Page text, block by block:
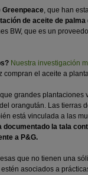
Greenpeace, que han
de aceite de palma
BW, que es un
Nuestra investigación
compran el aceite a
grandes
orangután. Las tierras
está vinculada a las
documentado la tala
a P&G.
que no tienen una
asociados a